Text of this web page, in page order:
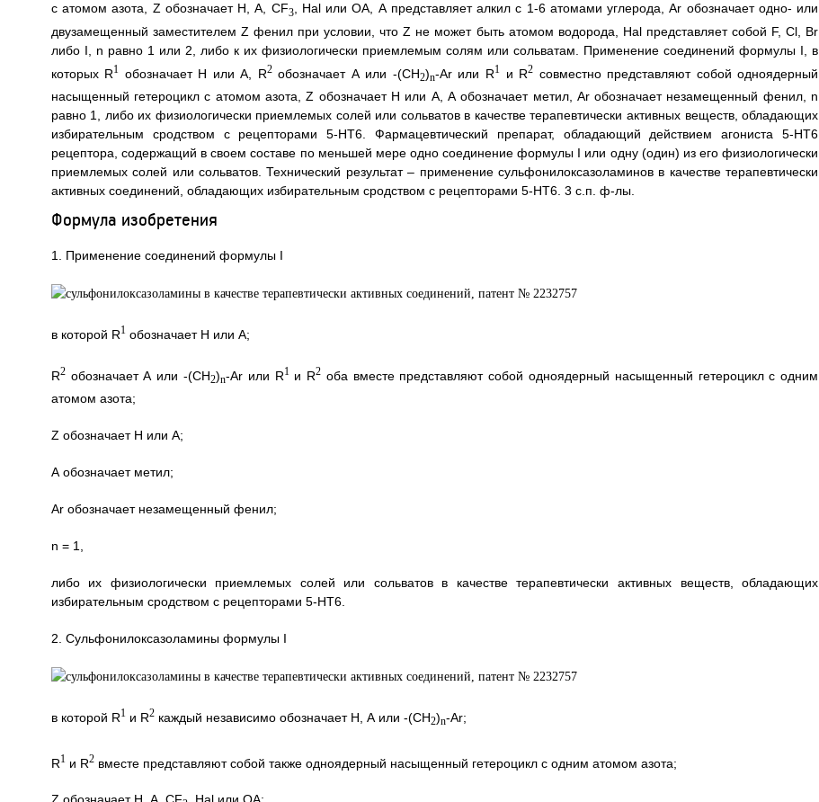
с атомом азота, Z обозначает Н, A, CF3, Hal или ОА, А представляет алкил с 1-6 атомами углерода, Ar обозначает одно- или
двузамещенный заместителем Z фенил при условии, что Z не может быть атомом водорода, Hal представляет собой F, Cl, Br
либо I, n равно 1 или 2, либо к их физиологически приемлемым солям или сольватам. Применение соединений формулы I, в
которых R1 обозначает Н или А, R2обозначает А или -(СН2)n-Ar или R1 и R2 совместно представляют собой одноядерный
насыщенный гетероцикл с атомом азота, Z обозначает Н или А, А обозначает метил, Ar обозначает незамещенный фенил, n
равно 1, либо их физиологически приемлемых солей или сольватов в качестве терапевтически активных веществ, обладающих
избирательным сродством с рецепторами 5-НТ6. Фармацевтический препарат, обладающий действием агониста 5-НТ6
рецептора, содержащий в своем составе по меньшей мере одно соединение формулы I или одну (один) из его физиологически
приемлемых солей или сольватов. Технический результат – применение сульфонилоксазоламинов в качестве терапевтически
активных соединений, обладающих избирательным сродством с рецепторами 5-НТ6. 3 с.п. ф-лы.
Формула изобретения
1. Применение соединений формулы I
в которой R1обозначает Н или А;
R2обозначает А или -(СН2)n-Аr или R1и R2 оба вместе представляют собой одноядерный насыщенный гетероцикл с одним
атомом азота;
Z обозначает Н или А;
А обозначает метил;
Аr обозначает незамещенный фенил;
n = 1,
либо их физиологически приемлемых солей или сольватов в качестве терапевтически активных веществ, обладающих
избирательным сродством с рецепторами 5-НТ6.
2. Сульфонилоксазоламины формулы I
в которой R1и R2каждый независимо обозначает Н, А или -(CH2)n-Ar;
R1 и R2вместе представляют собой также одноядерный насыщенный гетероцикл с одним атомом азота;